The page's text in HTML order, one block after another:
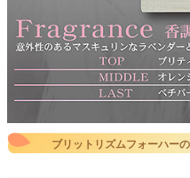
ブリットリズムフォーハー